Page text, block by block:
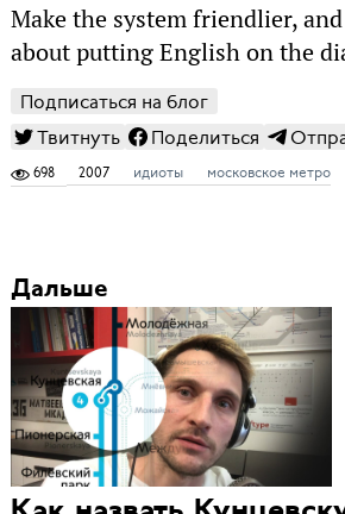
Make the system friendlier, and
about putting English on the
Подписаться на блог
Твитнуть
Поделиться
698 2007 идиоты московское метро
Дальше